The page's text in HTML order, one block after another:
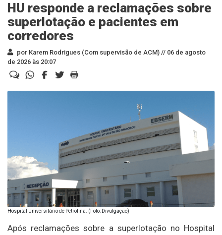
HU responde a reclamações sobre
superlotação e pacientes em
corredores
por Karem Rodrigues (Com supervisão de ACM) // 06 de agosto
de 2026 às 20:07
Hospital Universitário de Petrolina. (Foto: Divulgação)
Após reclamações sobre a superlotação no Hospital